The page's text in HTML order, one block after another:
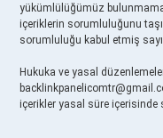
yükümlülüğümüz
içeriklerin sorumluluğunu
sorumluluğu kabul etmiş
Hukuka ve yasal
içerikler yasal süre içerisinde